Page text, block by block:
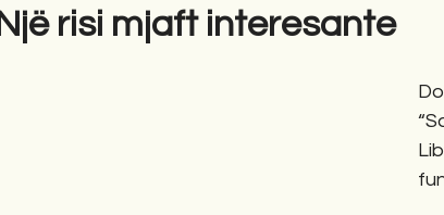
Romane
Një risi mjaft interesante